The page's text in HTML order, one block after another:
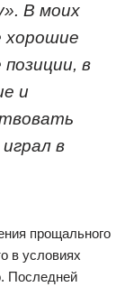
В моих
хорошие
в
и
в
прощального
в условиях
Последней